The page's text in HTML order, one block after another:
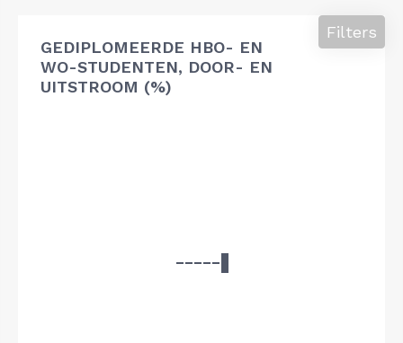
GEDIPLOMEERDE HBO- EN
WO-STUDENTEN, DOOR- EN
UITSTROOM (%)
Filters